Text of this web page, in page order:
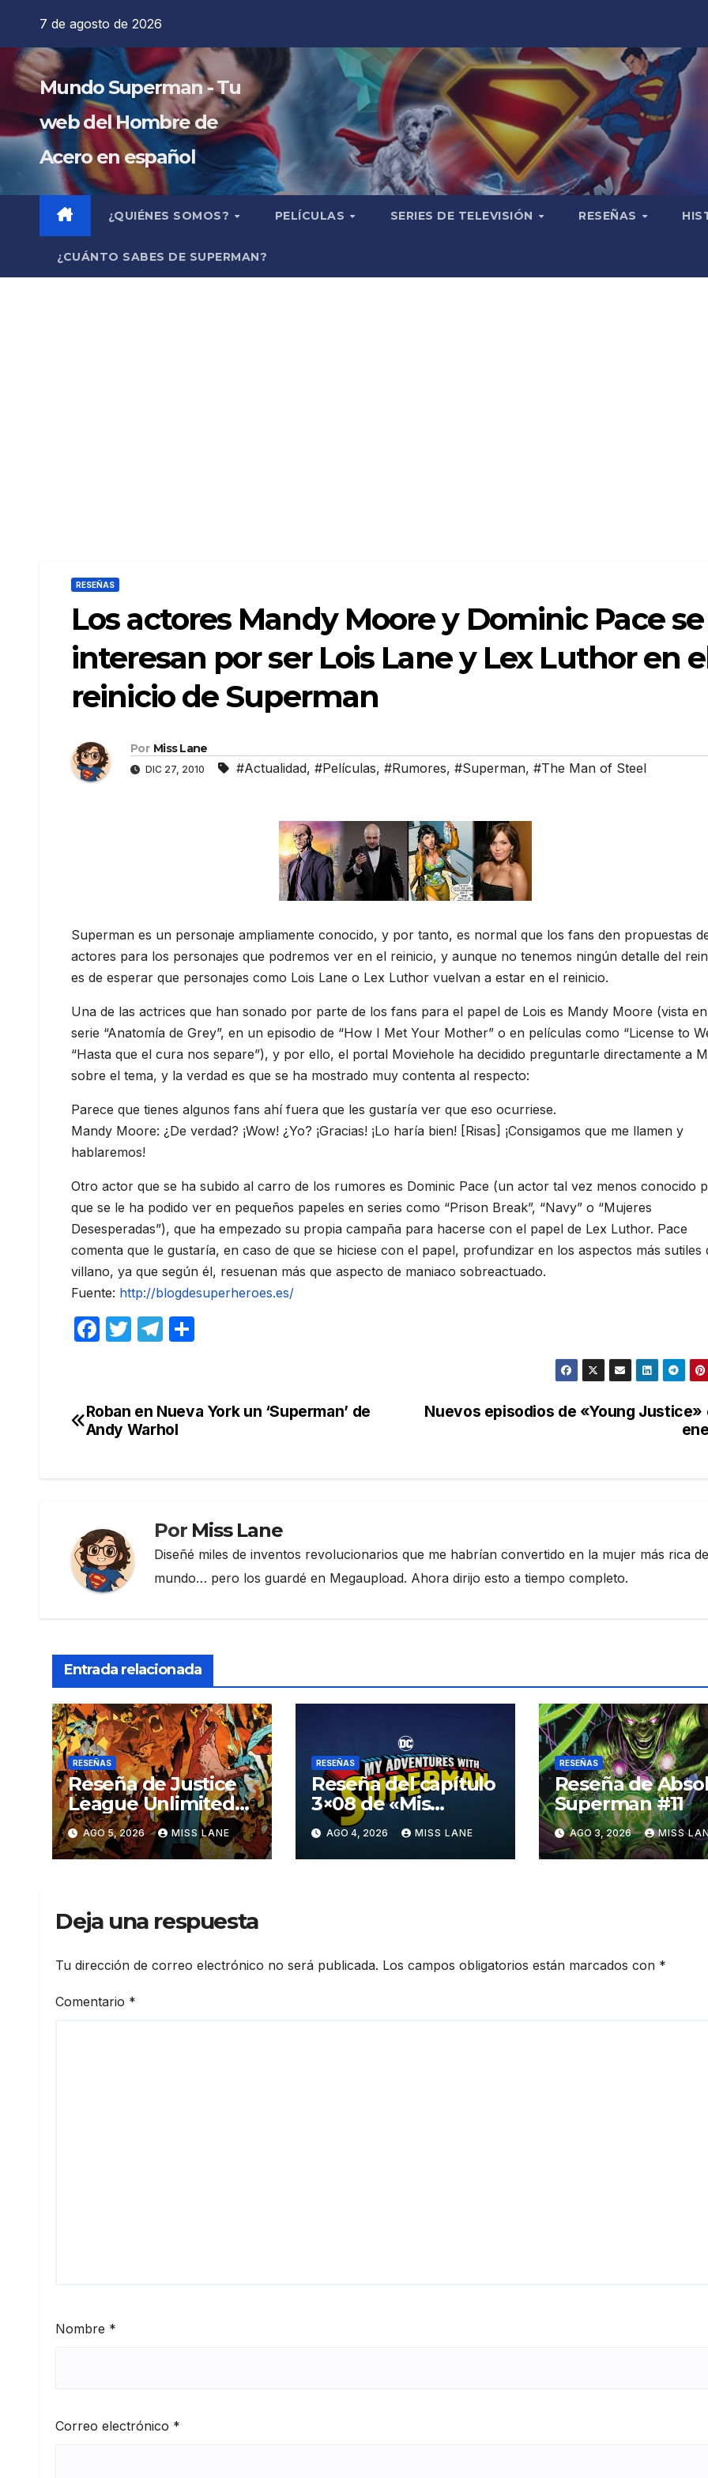
contenido
7 de agosto de 2026
Mundo Superman - Tu
web del Hombre de
Acero en español
¿QUIÉNES SOMOS? PELÍCULAS SERIES DE TELEVISIÓN RESEÑAS
¿CUÁNTO SABES DE SUPERMAN?
RESEÑAS
Los actores Mandy Moore y Dominic Pace se
interesan por ser Lois Lane y Lex Luthor en
reinicio de Superman
Por Miss Lane
DIC 27, 2010 #Actualidad, #Películas, #Rumores, #Superman, #The Man of Steel
Superman es un personaje ampliamente conocido, y por tanto, es normal que los fans den propuestas
actores para los personajes que podremos ver en el reinicio, y aunque no tenemos ningún detalle del
es de esperar que personajes como Lois Lane o Lex Luthor vuelvan a estar en el reinicio.
Una de las actrices que han sonado por parte de los fans para el papel de Lois es Mandy Moore (vista
serie “Anatomía de Grey”, en un episodio de “How I Met Your Mother” o en películas como “License to
“Hasta que el cura nos separe”), y por ello, el portal Moviehole ha decidido preguntarle directamente a
sobre el tema, y la verdad es que se ha mostrado muy contenta al respecto:
Parece que tienes algunos fans ahí fuera que les gustaría ver que eso ocurriese.
Mandy Moore: ¿De verdad? ¡Wow! ¿Yo? ¡Gracias! ¡Lo haría bien! [Risas] ¡Consigamos que me llamen y
hablaremos!
Otro actor que se ha subido al carro de los rumores es Dominic Pace (un actor tal vez menos conocido
que se le ha podido ver en pequeños papeles en series como “Prison Break”, “Navy” o “Mujeres
Desesperadas”), que ha empezado su propia campaña para hacerse con el papel de Lex Luthor. Pace
comenta que le gustaría, en caso de que se hiciese con el papel, profundizar en los aspectos más sutiles
villano, ya que según él, resuenan más que aspecto de maniaco sobreactuado.
Fuente: http://blogdesuperheroes.es/
F
e
b
T
er
T
gr
a
p
Navegación
Nuevos episodios de «Young Justice»
Roban en Nueva York un ‘Superman’ de
Andy Warhol
Por Miss Lane
Diseñé miles de inventos revolucionarios que me habrían convertido en la mujer más rica
mundo… pero los guardé en Megaupload. Ahora dirijo esto a tiempo completo.
Entrada relacionada
RESEÑAS
Reseña de Justice
League Unlimited
#11AGO 5, 2026 MISS LANE
RESEÑAS
Reseña del capítulo
3×08 de «Mis
aventuras con
Superman»
AGO 4, 2026 MISS LANE
RESEÑAS
Reseña de
Superman #11
AGO 3, 2026 MISS
Deja una respuesta
Tu dirección de correo electrónico no será publicada. Los campos obligatorios están marcados con *
Comentario *
Nombre *
Correo electrónico *